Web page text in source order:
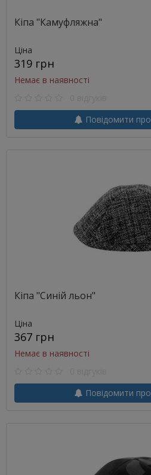
Кіпа "Камуфляжна"
Ціна
319 грн
Немає в наявності
Повідомити
Кіпа "Синій льон"
Ціна
367 грн
Немає в наявності
Повідомити